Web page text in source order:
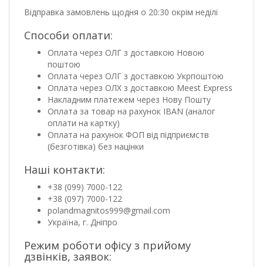
Відправка замовлень щодня о 20:30 окрім неділі
Способи оплати:
Оплата через ОЛГ з доставкою Новою
поштою
Оплата через ОЛГ з доставкою Укрпоштою
Оплата через ОЛХ з доставкою Meest Express
Накладним платежем через Нову Пошту
Оплата за товар на рахунок IBAN (аналог
оплати на картку)
Оплата на рахунок ФОП від підприємств
(безготівка) без націнки
Наші контакти:
+38 (099) 7000-122
+38 (097) 7000-122
polandmagnitos999@gmail.com
Україна, г. Дніпро
Режим роботи офісу з прийому
дзвінків, заявок: